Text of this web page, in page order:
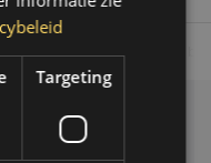
werkdagen voor 14.00 uur
Targeting